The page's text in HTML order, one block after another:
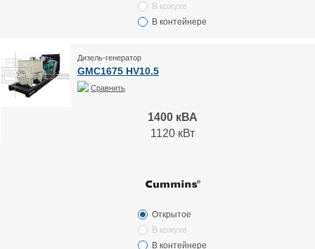
В кожухе
В контейнере
Дизель-генератор
GMC1675 HV10.5
Сравнить
1400 кВА
1120 кВт
Открытое
В кожухе
В контейнере